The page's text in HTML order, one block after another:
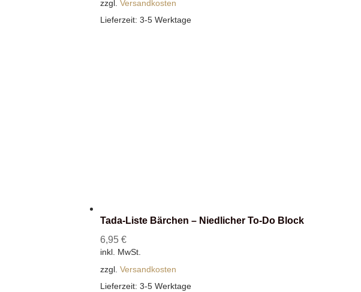
zzgl.Versandkosten
Lieferzeit:3-5 Werktage
Tada-Liste Bärchen – Niedlicher To-Do Block
6,95€
inkl. MwSt.
zzgl.Versandkosten
Lieferzeit:3-5 Werktage